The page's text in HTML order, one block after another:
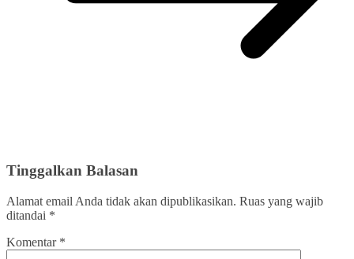
Tinggalkan Balasan
Alamat email Anda tidak akan dipublikasikan. Ruas yang wajib
ditandai *
Komentar *